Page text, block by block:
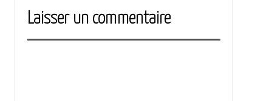
Laisser un commentaire